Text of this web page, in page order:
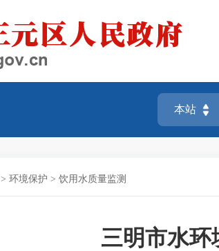
> 环境保护 > 饮用水质量监测
三明市水环